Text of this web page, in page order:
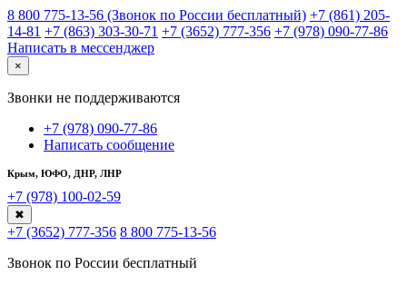
8 800 775-13-56 (Звонок по России бесплатный) +7 (861) 205-
14-81 +7 (863) 303-30-71 +7 (3652) 777-356 +7 (978) 090-77-86
Написать в мессенджер
×
Звонки не поддерживаются
+7 (978) 090-77-86
Написать сообщение
Крым, ЮФО, ДНР, ЛНР
+7 (978) 100-02-59
✖
+7 (3652) 777-356 8 800 775-13-56
Звонок по России бесплатный